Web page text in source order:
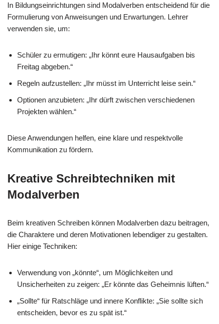
In Bildungseinrichtungen sind Modalverben entscheidend für die
Formulierung von Anweisungen und Erwartungen. Lehrer
verwenden sie, um:
Schüler zu ermutigen: „Ihr könnt eure Hausaufgaben bis
Freitag abgeben.“
Regeln aufzustellen: „Ihr müsst im Unterricht leise sein.“
Optionen anzubieten: „Ihr dürft zwischen verschiedenen
Projekten wählen.“
Diese Anwendungen helfen, eine klare und respektvolle
Kommunikation zu fördern.
Kreative Schreibtechniken mit
Modalverben
Beim kreativen Schreiben können Modalverben dazu beitragen,
die Charaktere und deren Motivationen lebendiger zu gestalten.
Hier einige Techniken:
Verwendung von „könnte“, um Möglichkeiten und
Unsicherheiten zu zeigen: „Er könnte das Geheimnis lüften.“
„Sollte“ für Ratschläge und innere Konflikte: „Sie sollte sich
entscheiden, bevor es zu spät ist.“